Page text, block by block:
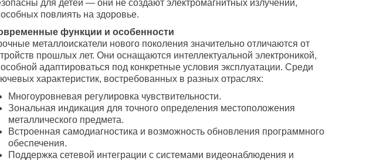
для детей — они не создают электромагнитных излучений,
повлиять на здоровье.
функции и особенности
металлоискатели нового поколения значительно отличаются от
прошлых лет. Они оснащаются интеллектуальной электроникой,
адаптироваться под конкретные условия эксплуатации. Среди
характеристик, востребованных в разных отраслях:
Многоуровневая регулировка чувствительности.
Зональная индикация для точного определения местоположения
металлического предмета.
Встроенная самодиагностика и возможность обновления программного
обеспечения.
Поддержка сетевой интеграции с системами видеонаблюдения и